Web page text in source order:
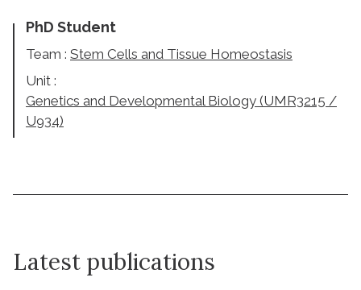
PhD Student
Team : Stem Cells and Tissue Homeostasis
Unit :
Genetics and Developmental Biology (UMR3215 /
U934)
Latest publications